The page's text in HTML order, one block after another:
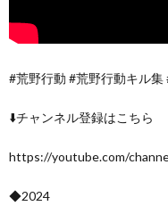
#荒野行動 #荒野行動キル
⬇️チャンネル登録はこちら
https://youtube.com/
◆2024